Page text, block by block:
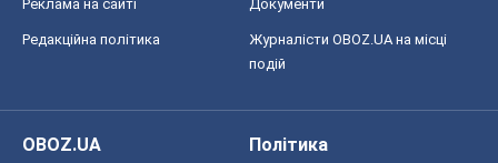
Реклама на сайті Документи
Редакційна політика
Журналісти OBOZ.UA на місці
подій
OBOZ.UA
Політика